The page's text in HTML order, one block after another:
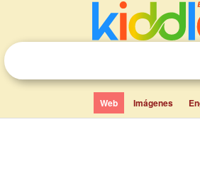
Web Imágenes